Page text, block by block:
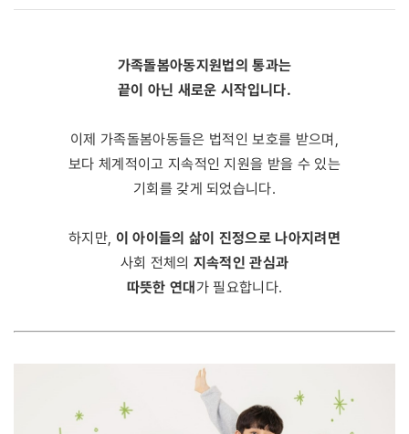
가족돌봄아동지원법의 통과는
끝이 아닌 새로운 시작입니다.
이제 가족돌봄아동들은 법적인 보호를 받으며,
보다 체계적이고 지속적인 지원을 받을 수 있는
기회를 갖게 되었습니다.
하지만, 이 아이들의 삶이 진정으로 나아지려면
사회 전체의 지속적인 관심과
따뜻한 연대가 필요합니다.